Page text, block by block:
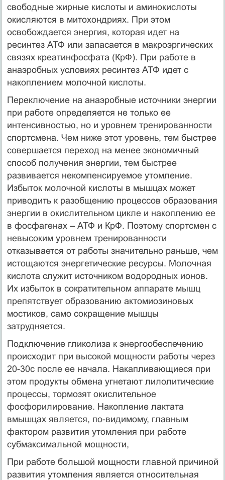
свободные жирные кислоты и аминокислоты
окисляются в митохондриях. При этом
освобождается энергия, которая идет на
ресинтез АТФ или запасается в макроэргических
связях креатинфосфата (КрФ). При работе в
анаэробных условиях ресинтез АТФ идет с
накоплением молочной кислоты.
Переключение на анаэробные источники энергии
при работе определяется не только ее
интенсивностью, но и уровнем тренированности
спортсмена. Чем ниже этот уровень, тем быстрее
совершается переход на менее экономичный
способ получения энергии, тем быстрее
развивается некомпенсируемое утомление.
Избыток молочной кислоты в мышцах может
приводить к разобщению процессов образования
энергии в окислительном цикле и накоплению ее
в фосфагенах – АТФ и КрФ. Поэтому спортсмен с
невысоким уровнем тренированности
отказывается от работы значительно раньше, чем
истощаются энергетические ресурсы. Молочная
кислота служит источником водородных ионов.
Их избыток в сократительном аппарате мышц
препятствует образованию актомиозиновых
мостиков, само сокращение мышцы
затрудняется.
Подключение гликолиза к энергообеспечению
происходит при высокой мощности работы через
20-30с после ее начала. Накапливающиеся при
этом продукты обмена угнетают лилолитические
процессы, тормозят окислительное
фосфорилирование. Накопление лактата
вмышцах является, по-видимому, главным
фактором развития утомления при работе
субмаксимальной мощности,
При работе большой мощности главной причиной
развития утомления является относительная